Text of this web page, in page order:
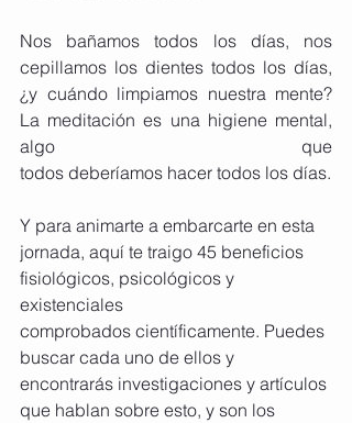
Nos bañamos todos los días, nos
cepillamos los dientes todos los días,
¿y cuándo limpiamos nuestra mente?
La meditación es una higiene mental,
algo que
todos deberíamos hacer todos los días.
Y para animarte a embarcarte en esta
jornada, aquí te traigo 45 beneficios
fisiológicos, psicológicos y
existenciales
comprobados científicamente. Puedes
buscar cada uno de ellos y
encontrarás investigaciones y artículos
que hablan sobre esto, y son los